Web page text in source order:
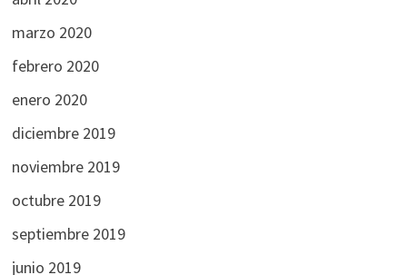
marzo 2020
febrero 2020
enero 2020
diciembre 2019
noviembre 2019
octubre 2019
septiembre 2019
junio 2019